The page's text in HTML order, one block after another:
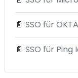
📄 SSO für OKTA
📄 SSO für Ping